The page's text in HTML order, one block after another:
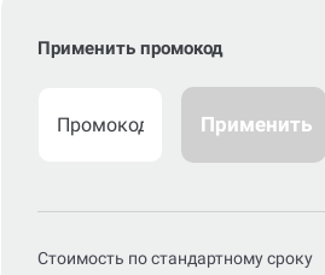
Применить промокод
Применить
Стоимость по стандартному сроку